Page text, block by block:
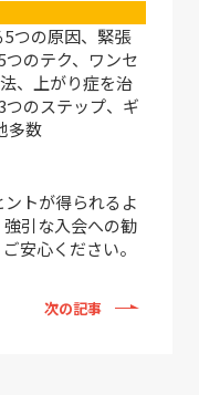
つの原因、緊張
のテク、ワンセ
、上がり症を治
つのステップ、ギ
多数
トが得られるよ
引な入会への勧
安心ください。
次の記事